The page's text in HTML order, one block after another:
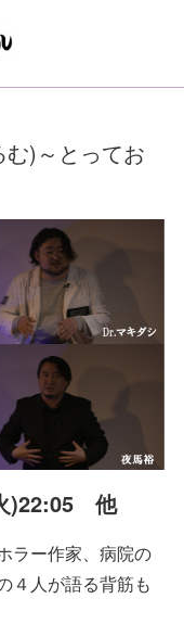
)～とってお
)22:05 他
ラー作家、病院の
４人が語る背筋も